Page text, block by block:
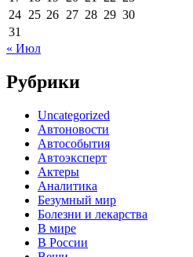
24 25 26 27 28 29 30
31
« Июл
Рубрики
Uncategorized
Автоновости
Автособытия
Автоэксперт
Актеры
Аналитика
Безумный мир
Болезни и лекарства
В мире
В России